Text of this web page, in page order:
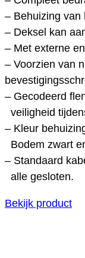
– Behuizing van
– Deksel kan
– Met externe
– Voorzien van
– Gecodeerd
veiligheid
– Kleur
Bodem zwart
– Standaard
alle gesloten.
Bekijk product